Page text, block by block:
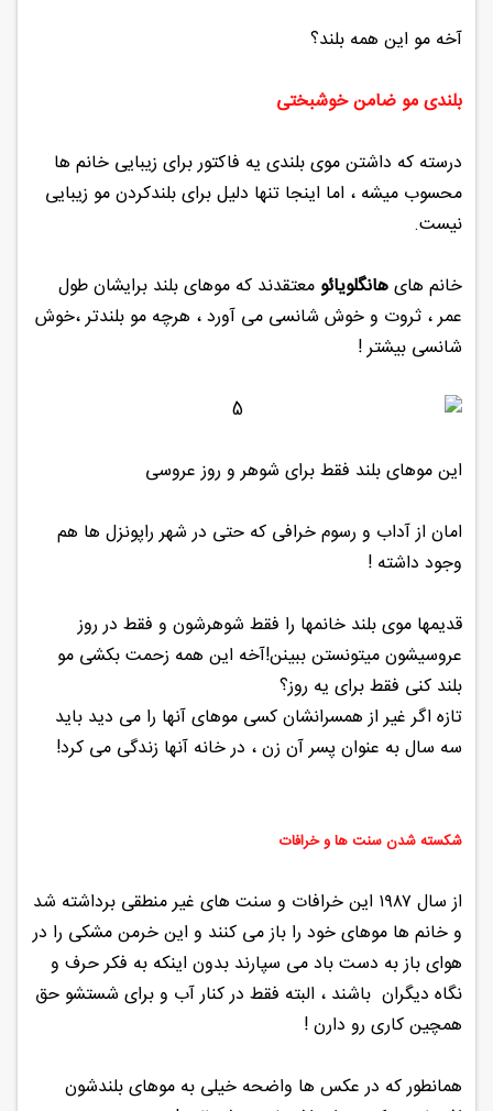
آخه مو این همه بلند؟
بلندی مو ضامن خوشبختی
درسته که داشتن موی بلندی یه فاکتور برای زیبایی خانم ها
محسوب میشه ، اما اینجا تنها دلیل برای بلندکردن مو زیبایی
نیست.
خانم هایهانگلویائومعتقدند که موهای بلند برایشان طول
عمر ، ثروت و خوش شانسی می آورد ، هرچه مو بلندتر ،خوش
شانسی بیشتر !
این موهای بلند فقط برای شوهر و روز عروسی
امان از آداب و رسوم خرافی که حتی در شهر راپونزل ها هم
وجود داشته !
قدیمها موی بلند خانمها را فقط شوهرشون و فقط در روز
عروسیشون میتونستن ببینن!آخه این همه زحمت بکشی مو
بلند کنی فقط برای یه روز؟
تازه اگر غیر از همسرانشان کسی موهای آنها را می دید باید
سه سال به عنوان پسر آن زن ، در خانه آنها زندگی می کرد!
شکسته شدن سنت ها و خرافات
از سال ۱۹۸۷ این خرافات و سنت های غیر منطقی برداشته شد
و خانم ها موهای خود را باز می کنند و این خرمن مشکی را در
هوای باز به دست باد می سپارند بدون اینکه به فکر حرف و
نگاه دیگران باشند ، البته فقط در کنار آب و برای شستشو حق
همچین کاری رو دارن !
همانطور که در عکس ها واضحه خیلی به موهای بلندشون